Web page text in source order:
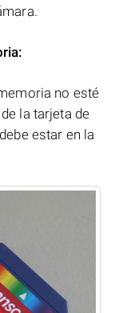
no esté
la tarjeta de
estar en la